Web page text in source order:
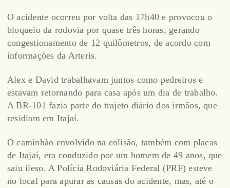
O acidente ocorreu por volta das 17h40 e provocou o
bloqueio da rodovia por quase três horas, gerando
congestionamento de 12 quilômetros, de acordo com
informações da Arteris.
Alex e David trabalhavam juntos como pedreiros e
estavam retornando para casa após um dia de trabalho.
A BR-101 fazia parte do trajeto diário dos irmãos, que
residiam em Itajaí.
O caminhão envolvido na colisão, também com placas
de Itajaí, era conduzido por um homem de 49 anos, que
saiu ileso. A Polícia Rodoviária Federal (PRF) esteve
no local para apurar as causas do acidente, mas, até o